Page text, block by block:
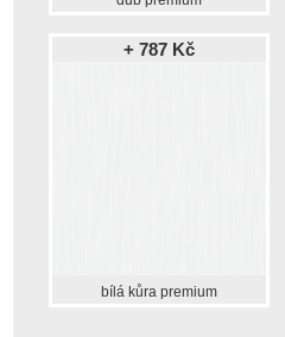
+ 787 Kč
bílá kůra premium